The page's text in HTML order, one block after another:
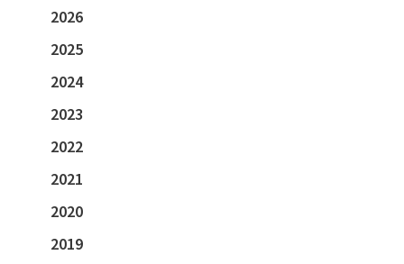
2026
2025
2024
2023
2022
2021
2020
2019